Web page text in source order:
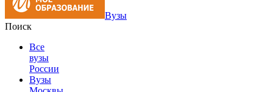
Вузы
Поиск
Все
вузы
России
Вузы